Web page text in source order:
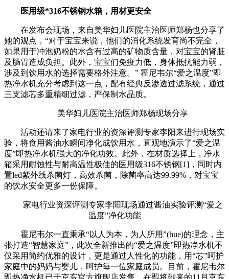
医用级*316不锈钢水箱，用材更安全
在发布会现场，来自美华妇儿医院主治医师郑杨也分享了
她的观点，“对于宝宝来说，他们的消化系统发育尚不完全，
如果用于冲泡奶粉的水含有过高的矿物质含量，对宝宝的肾脏
及肠胃造成负担。此外，宝宝们免疫力低，身体抵抗能力弱，
涉及到饮用水的选择需要格外注意。” 霍尼韦尔“爱之温度”即
热净水机充分考虑到这一点，配有经典反渗透过滤系统，通过
三支滤芯多重精细过滤，严保制水品质。
美华妇儿医院主治医师郑杨现场分享
活动还请来了家电行业的资深评测专家李阳来进行现场实
验，将食用酱油水瞬间净化成饮用水，直观地演示了“爱之温
度”即热净水机强大的净化功效。此外，在材质选择上，净水
箱采用耐蚀性与耐高温性极佳的医用级316不锈钢[1]，同时内
置led紫外线杀菌灯，高效杀菌，除菌率高达99.99%，对宝宝
的饮水安全更多一份保障。
家电行业资深评测专家李阳现场通过酱油实验评测“爱之
温度”净化功能
霍尼韦尔一直秉承“以人为本，为人所用”(hue)的理念，主
张打造“智慧家庭”，此次全新推出的“爱之温度”即热净水机不
仅采用简约优雅的设计，更是通过人性化的功能，用“芯”呵护
家庭中的妈妈与婴儿，呵护每一位家庭成员。目前，霍尼韦尔
即热净水机已于京东官方旗舰店发售，在即将到来的11月京东